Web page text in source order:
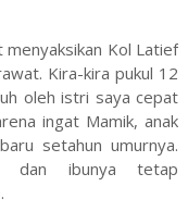
Kol Latief
Kira-kira pukul 12
oleh istri saya cepat
ingat Mamik, anak
setahun umurnya.
dan ibunya tetap